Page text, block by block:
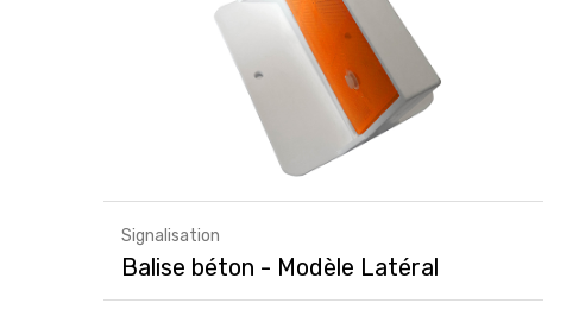
Signalisation
Balise béton - Modèle Latéral